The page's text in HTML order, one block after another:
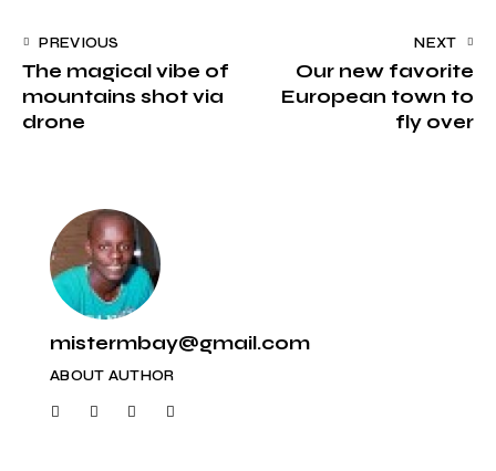
PREVIOUS
The magical vibe of
mountains shot via
drone
NEXT
Our new favorite
European town to
fly over
mistermbay@gmail.com
ABOUT AUTHOR